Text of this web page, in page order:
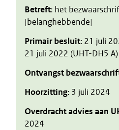
Betreft: het
[belanghebbende]
Primair besluit: 21 juli
21 juli 2022 (UHT-DH5 A)
Ontvangst
Hoorzitting: 3 juli 2024
Overdracht advies aan
2024